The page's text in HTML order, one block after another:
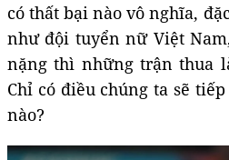
có thất bại nào vô nghĩa,
như đội tuyển nữ Việt
nặng thì những trận thua
Chỉ có điều chúng ta sẽ
nào?